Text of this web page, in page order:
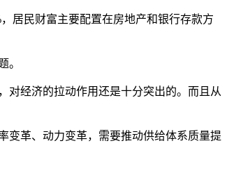
居民财富主要配置在房地产和银行存款方
。
对经济的拉动作用还是十分突出的。而且从
变革、动力变革，需要推动供给体系质量提